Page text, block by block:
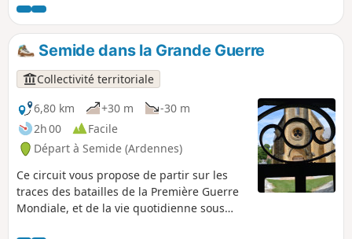
cet itinéraire mêle nature et histoire : il
traverse des lieux marqués par la mémoire,
comme l’emplacement de l’ancien canon de
marine allemand ou la Nécropole Nationale
d’Orfeuil. Le parcours invite aussi à
découvrir une pelouse sèche où fleurissent
de rares orchidées.
Semide dans la Grande Guerre
Collectivité territoriale
6,80 km
+30 m
-30 m
2h 00
Facile
Départ à Semide (Ardennes)
Ce circuit vous propose de partir sur les
traces des batailles de la Première Guerre
Mondiale, et de la vie quotidienne sous